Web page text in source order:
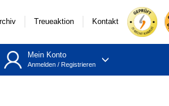
Treueaktion Kontakt
Mein Konto
Anmelden / Registrieren